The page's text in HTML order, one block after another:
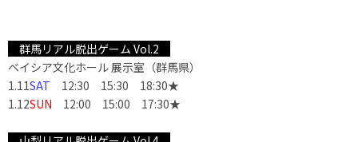
群馬リアル脱出ゲーム Vol.2
ベイシア文化ホール 展示室（群馬県）
1.11SAT 12:30 15:30 18:30★
1.12SUN 12:00 15:00 17:30★